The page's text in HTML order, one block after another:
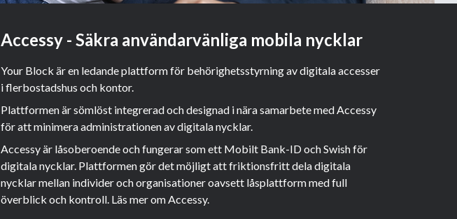
Accessy - Säkra användarvänliga mobila nycklar
Your Block är en ledande plattform för behörighetsstyrning av digitala accesser
i flerbostadshus och kontor.
Plattformen är sömlöst integrerad och designad i nära samarbete med Accessy
för att minimera administrationen av digitala nycklar.
Accessy är låsoberoende och fungerar som ett Mobilt Bank-ID och Swish för
digitala nycklar. Plattformen gör det möjligt att friktionsfritt dela digitala
nycklar mellan individer och organisationer oavsett låsplattform med full
överblick och kontroll. Läs mer om Accessy.